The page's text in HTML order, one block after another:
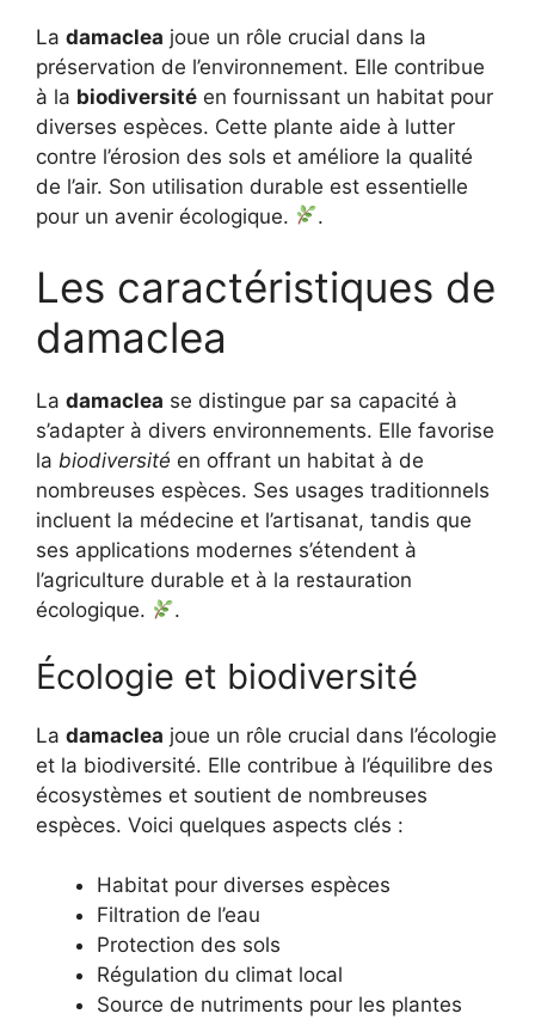
La damaclea joue un rôle crucial dans la
préservation de l’environnement. Elle contribue
à la biodiversité en fournissant un habitat pour
diverses espèces. Cette plante aide à lutter
contre l’érosion des sols et améliore la qualité
de l’air. Son utilisation durable est essentielle
pour un avenir écologique.
.
Les caractéristiques de
damaclea
La damaclea se distingue par sa capacité à
s’adapter à divers environnements. Elle favorise
la biodiversité en offrant un habitat à de
nombreuses espèces. Ses usages traditionnels
incluent la médecine et l’artisanat, tandis que
ses applications modernes s’étendent à
l’agriculture durable et à la restauration
écologique.
.
Écologie et biodiversité
La damaclea joue un rôle crucial dans l’écologie
et la biodiversité. Elle contribue à l’équilibre des
écosystèmes et soutient de nombreuses
espèces. Voici quelques aspects clés :
Habitat pour diverses espèces
Filtration de l’eau
Protection des sols
Régulation du climat local
Source de nutriments pour les plantes